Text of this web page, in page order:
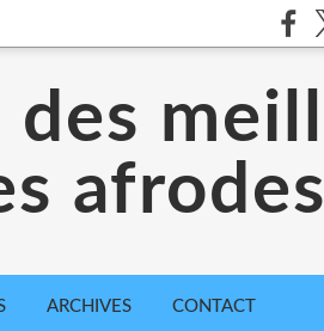
des
ARCHIVES CONTACT